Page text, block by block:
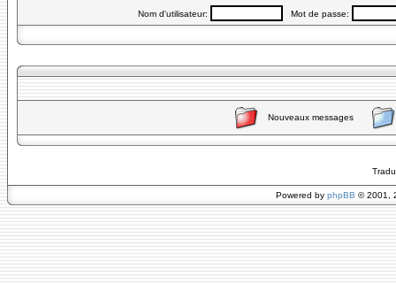
Nom d'utilisateur: Mot de passe:
Nouveaux messages
Powered by phpBB © 2001,